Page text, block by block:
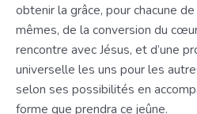
obtenir la grâce, pour chacune
mêmes, de la conversion du
rencontre avec Jésus, et d’une
universelle les uns pour les
selon ses possibilités en
forme que prendra ce jeûne.